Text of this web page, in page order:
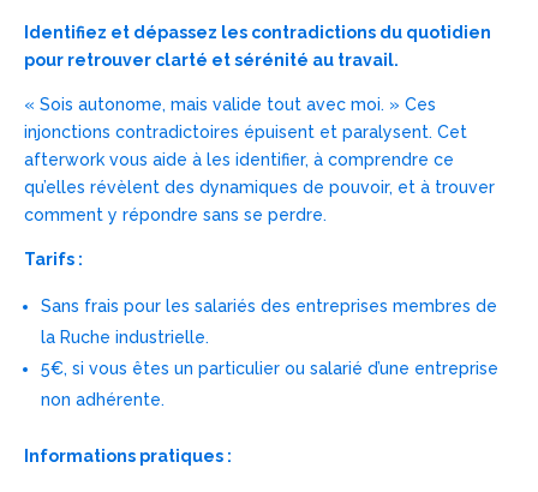
Identifiez et dépassez les contradictions du quotidien
pour retrouver clarté et sérénité au travail.
« Sois autonome, mais valide tout avec moi. » Ces
injonctions contradictoires épuisent et paralysent. Cet
afterwork vous aide à les identifier, à comprendre ce
qu’elles révèlent des dynamiques de pouvoir, et à trouver
comment y répondre sans se perdre.
Tarifs :
Sans frais pour les salariés des entreprises membres de
la Ruche industrielle.
5€, si vous êtes un particulier ou salarié d’une entreprise
non adhérente.
Informations pratiques :